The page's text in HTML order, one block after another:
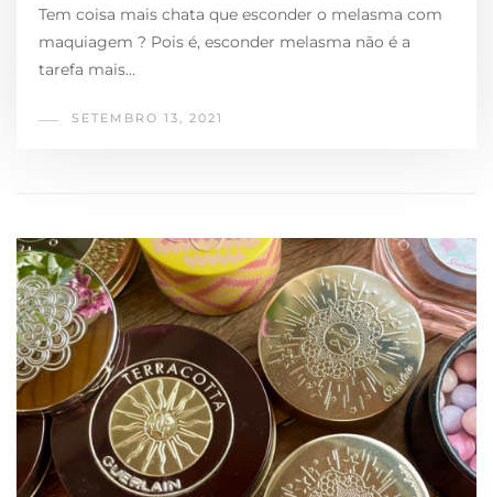
Tem coisa mais chata que esconder o melasma com
maquiagem ? Pois é, esconder melasma não é a
tarefa mais…
SETEMBRO 13, 2021